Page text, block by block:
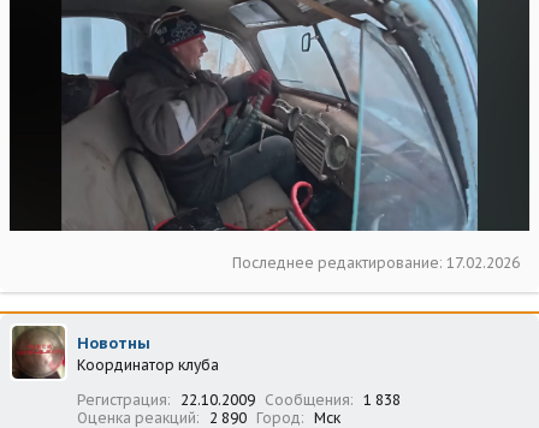
Последнее редактирование: 17.02.2026
Новотны
Координатор клуба
Регистрация
22.10.2009 Сообщения
1 838
Оценка реакций
2 890 Город Мск